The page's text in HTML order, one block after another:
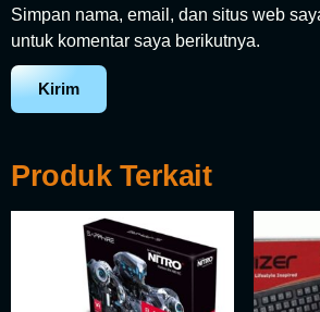
Simpan nama, email, dan situs web
untuk komentar saya berikutnya.
Produk Terkait